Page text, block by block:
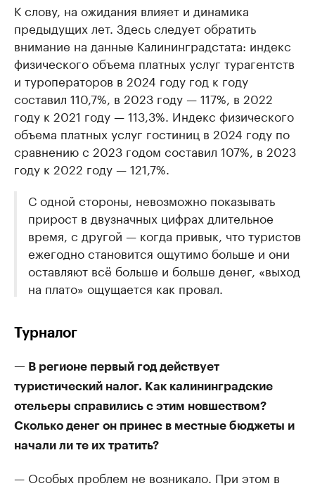
К слову, на ожидания влияет и динамика
предыдущих лет. Здесь следует обратить
внимание на данные Калининградстата: индекс
физического объема платных услуг турагентств
и туроператоров в 2024 году год к году
составил 110,7%, в 2023 году — 117%, в 2022
году к 2021 году — 113,3%. Индекс физического
объема платных услуг гостиниц в 2024 году по
сравнению с 2023 годом составил 107%, в 2023
году к 2022 году — 121,7%.
С одной стороны, невозможно показывать
прирост в двузначных цифрах длительное
время, с другой — когда привык, что туристов
ежегодно становится ощутимо больше и они
оставляют всё больше и больше денег, «выход
на плато» ощущается как провал.
Турналог
— В регионе первый год действует
туристический налог. Как калининградские
отельеры справились с этим новшеством?
Сколько денег он принес в местные бюджеты и
начали ли те их тратить?
— Особых проблем не возникало. При этом в